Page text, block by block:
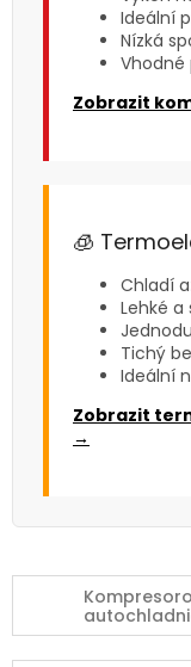
Ideální
Nízká
Vhodné
Zobrazit
🧊
Chladí
Lehké
Tichý
Ideální
Zobrazit
→